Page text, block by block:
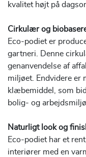
kvalitet højt på
Cirkulær og
Eco-podiet er
gartneri. Denne
genanvendelse af
miljøet. Endvidere er
klæbemiddel, som
bolig- og arbejdsmiljø.
Naturligt look og
Eco-podiet har et
interiører med en